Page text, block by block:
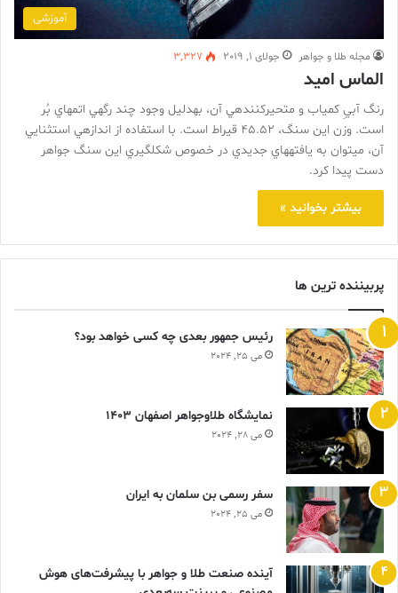
آموزشی
مجله طلا و جواهر جولای 1, 2019 3,327
الماس اميد
رنگ آبيِ كمياب و متحيركنندهي آن، بهدليل وجود چند رگهي اتمهاي بُر
است. وزن اين سنگ، 45.52 قيراط است. با استفاده از اندازهي استثنايي
آن، ميتوان به يافتههاي جديدي در خصوص شكلگيري اين سنگ جواهر
دست پيدا كرد.
بیشتر بخوانید »
پربیننده ترین ها
رئیس جمهور بعدی چه کسی خواهد بود؟
می 25, 2024
نمایشگاه طلاوجواهر اصفهان 1403
می 28, 2024
سفر رسمی بن سلمان به ایران
می 25, 2024
آینده صنعت طلا و جواهر با پیشرفت‌های هوش